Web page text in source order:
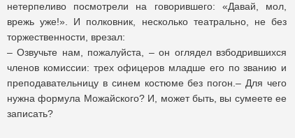
нетерпеливо посмотрели на говорившего: «Давай, мол,
врежь уже!». И полковник, несколько театрально, не без
торжественности, врезал:
– Озвучьте нам, пожалуйста, – он оглядел взбодрившихся
членов комиссии: трех офицеров младше его по званию и
преподавательницу в синем костюме без погон.– Для чего
нужна формула Можайского? И, может быть, вы сумеете ее
записать?